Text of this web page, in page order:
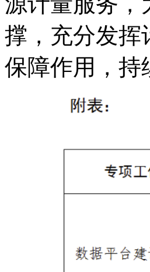
撑，充分发挥
保障作用，持